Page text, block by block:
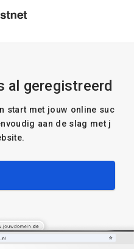
al geregistreerd
start met jouw online suc
aan de slag met j